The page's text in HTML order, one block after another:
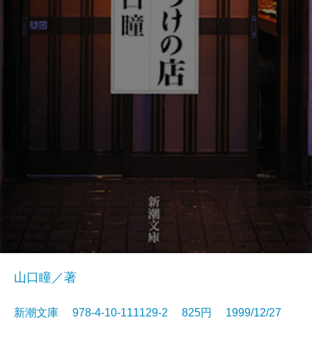
山口瞳／著
新潮文庫 978-4-10-111129-2 825円 1999/12/27